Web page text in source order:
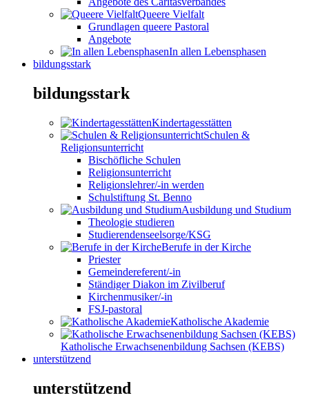
Queere Vielfalt
Grundlagen queere Pastoral
Angebote
In allen Lebensphasen
bildungsstark
bildungsstark
Kindertagesstätten
Schulen &
Religionsunterricht
Bischöfliche Schulen
Religionsunterricht
Religionslehrer/-in werden
Schulstiftung St. Benno
Ausbildung und Studium
Theologie studieren
Studierendenseelsorge/KSG
Berufe in der Kirche
Priester
Gemeindereferent/-in
Ständiger Diakon im Zivilberuf
Kirchenmusiker/-in
FSJ-pastoral
Katholische Akademie
Katholische Erwachsenenbildung Sachsen (KEBS)
unterstützend
unterstützend